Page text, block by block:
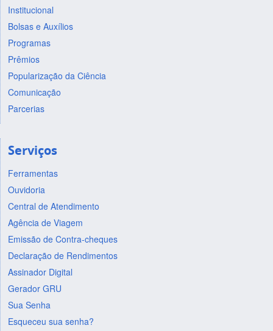
Institucional
Bolsas e Auxílios
Programas
Prêmios
Popularização da Ciência
Comunicação
Parcerias
Serviços
Ferramentas
Ouvidoria
Central de Atendimento
Agência de Viagem
Emissão de Contra-cheques
Declaração de Rendimentos
Assinador Digital
Gerador GRU
Sua Senha
Esqueceu sua senha?